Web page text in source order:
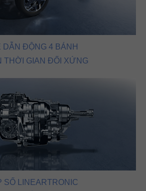
DẪN ĐỘNG 4 BÁNH
THỜI GIAN ĐỐI XỨNG
SỐ LINEARTRONIC